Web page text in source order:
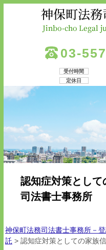
03-
受付時間
定休日
認知症対策とし
司法書士事務所
神保町法務司法書士事務所－
託 > 認知症対策としての家族